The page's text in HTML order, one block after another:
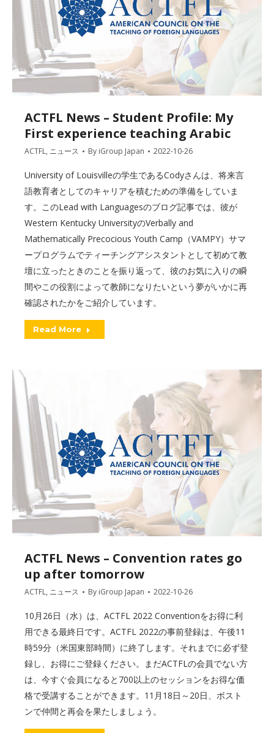
ACTFL News – Student Profile: My
First experience teaching Arabic
ACTFL, ニュース By iGroup Japan 2022-10-26
University of Louisvilleの学生であるCodyさんは、将来言
語教育者としてのキャリアを積むための準備をしていま
す。このLead with Languagesのブログ記事では、彼が
Western Kentucky UniversityのVerbally and
Mathematically Precocious Youth Camp（VAMPY）サマ
ープログラムでティーチングアシスタントとして初めて教
壇に立ったときのことを振り返って、彼のお気に入りの瞬
間やこの役割によって教師になりたいという夢がいかに再
確認されたかをご紹介しています。
Read More
ACTFL News – Convention rates go
up after tomorrow
ACTFL, ニュース By iGroup Japan 2022-10-26
10月26日（水）は、ACTFL 2022 Conventionをお得に利
用できる最終日です。ACTFL 2022の事前登録は、午後11
時59分（米国東部時間）に終了します。それまでに必ず登
録し、お得にご登録ください。まだACTFLの会員でない方
は、今すぐ会員になると700以上のセッションをお得な価
格で受講することができます。11月18日～20日、ボスト
ンで仲間と再会を果たしましょう。